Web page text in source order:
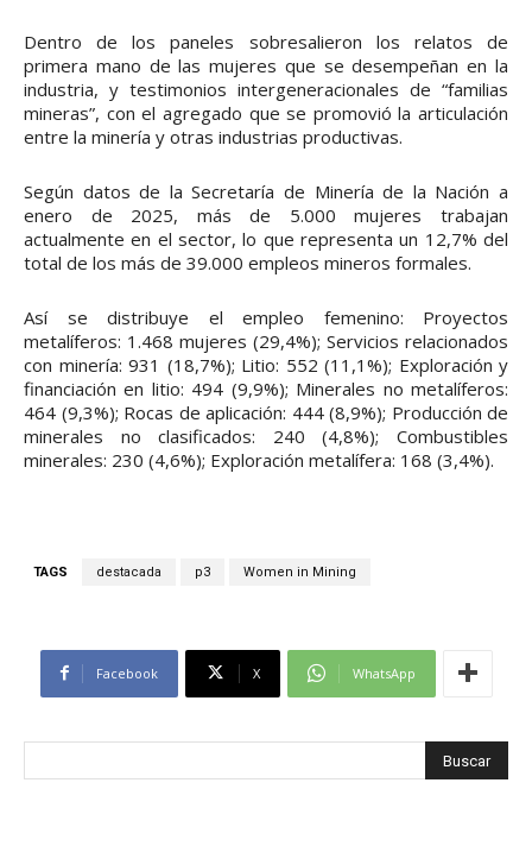
Dentro de los paneles sobresalieron los relatos de
primera mano de las mujeres que se desempeñan en la
industria, y testimonios intergeneracionales de “familias
mineras”, con el agregado que se promovió la articulación
entre la minería y otras industrias productivas.
Según datos de la Secretaría de Minería de la Nación a
enero de 2025, más de 5.000 mujeres trabajan
actualmente en el sector, lo que representa un 12,7% del
total de los más de 39.000 empleos mineros formales.
Así se distribuye el empleo femenino: Proyectos
metalíferos: 1.468 mujeres (29,4%); Servicios relacionados
con minería: 931 (18,7%); Litio: 552 (11,1%); Exploración y
financiación en litio: 494 (9,9%); Minerales no metalíferos:
464 (9,3%); Rocas de aplicación: 444 (8,9%); Producción de
minerales no clasificados: 240 (4,8%); Combustibles
minerales: 230 (4,6%); Exploración metalífera: 168 (3,4%).
TAGS destacada p3 Women in Mining
Facebook X WhatsApp